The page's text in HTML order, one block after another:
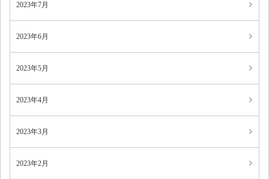
2023年7月
2023年6月
2023年5月
2023年4月
2023年3月
2023年2月